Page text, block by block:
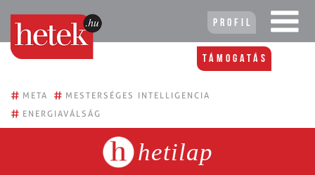
Profil
Támogatás
# META # MESTERSÉGES INTELLIGENCIA
# ENERGIAVÁLSÁG
hetilap